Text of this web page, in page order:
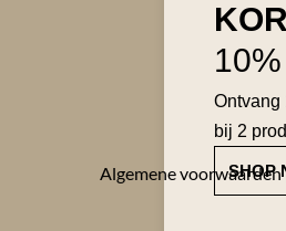
10%
Ontvang
bij 2
SHOP
Algemene voorwaarden